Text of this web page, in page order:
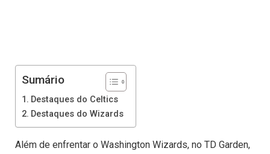
Sumário
Destaques do Celtics
Destaques do Wizards
Além de enfrentar o Washington Wizards, no TD Garden,